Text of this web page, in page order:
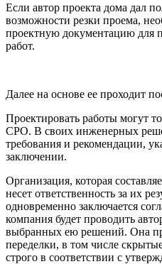
Если автор проекта дома дал
возможности резки проема,
проектную документацию для
работ.
Далее на основе ее проходит
Проектировать работы могут
СРО. В своих инженерных
требования и рекомендации,
заключении.
Организация, которая
несет ответственность за их
одновременно заключается
компания будет проводить
выбранных ею решений. Она
переделки, в том числе
строго в соответствии с